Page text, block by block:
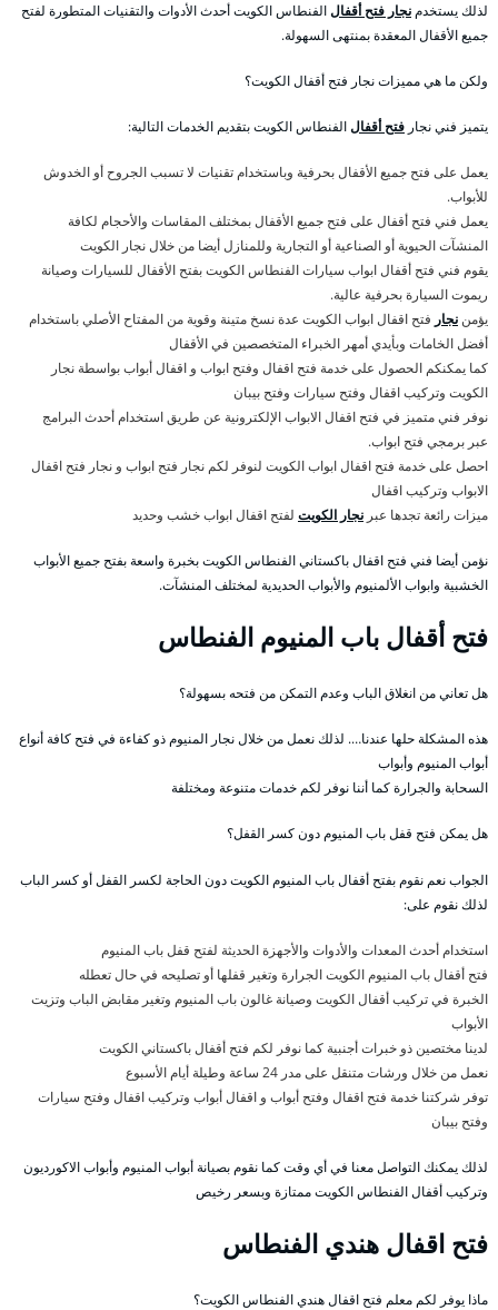
لذلك يستخدم نجار فتح أقفالالفنطاس الكويت أحدث الأدوات والتقنيات المتطورة لفتح
جميع الأقفال المعقدة بمنتهى السهولة.
ولكن ما هي مميزات نجار فتح أقفال الكويت؟
يتميز فني نجار فتح أقفالالفنطاس الكويت بتقديم الخدمات التالية:
يعمل على فتح جميع الأقفال بحرفية وباستخدام تقنيات لا تسبب الجروح أو الخدوش
للأبواب.
يعمل فني فتح أقفال على فتح جميع الأقفال بمختلف المقاسات والأحجام لكافة
المنشآت الحيوية أو الصناعية أو التجارية وللمنازل أيضا من خلال نجار الكويت
يقوم فني فتح أقفال ابواب سيارات الفنطاس الكويت بفتح الأقفال للسيارات وصيانة
ريموت السيارة بحرفية عالية.
يؤمن نجار فتح اقفال ابواب الكويت عدة نسخ متينة وقوية من المفتاح الأصلي باستخدام
أفضل الخامات وبأيدي أمهر الخبراء المتخصصين في الأقفال
كما يمكنكم الحصول على خدمة فتح اقفال وفتح ابواب و اقفال أبواب بواسطة نجار
الكويت وتركيب اقفال وفتح سيارات وفتح بيبان
نوفر فني متميز في فتح اقفال الابواب الإلكترونية عن طريق استخدام أحدث البرامج
عبر برمجي فتح ابواب.
احصل على خدمة فتح اقفال ابواب الكويت لنوفر لكم نجار فتح ابواب و نجار فتح اقفال
الابواب وتركيب اقفال
ميزات رائعة تجدها عبر نجار الكويت لفتح اقفال ابواب خشب وحديد
نؤمن أيضا فني فتح اقفال باكستاني الفنطاس الكويت بخبرة واسعة بفتح جميع الأبواب
الخشبية وابواب الألمنيوم والأبواب الحديدية لمختلف المنشآت.
فتح أقفال باب المنيوم الفنطاس
هل تعاني من انغلاق الباب وعدم التمكن من فتحه بسهولة؟
هذه المشكلة حلها عندنا…. لذلك نعمل من خلال نجار المنيوم ذو كفاءة في فتح كافة أنواع
أبواب المنيوم وأبواب
السحابة والجرارة كما أننا نوفر لكم خدمات متنوعة ومختلفة
هل يمكن فتح قفل باب المنيوم دون كسر القفل؟
الجواب نعم نقوم بفتح أقفال باب المنيوم الكويت دون الحاجة لكسر القفل أو كسر الباب
لذلك نقوم على:
استخدام أحدث المعدات والأدوات والأجهزة الحديثة لفتح قفل باب المنيوم
فتح أقفال باب المنيوم الكويت الجرارة وتغير قفلها أو تصليحه في حال تعطله
الخبرة في تركيب أقفال الكويت وصيانة غالون باب المنيوم وتغير مقابض الباب وتزيت
الأبواب
لدينا مختصين ذو خبرات أجنبية كما نوفر لكم فتح أقفال باكستاني الكويت
نعمل من خلال ورشات متنقل على مدر 24 ساعة وطيلة أيام الأسبوع
توفر شركتنا خدمة فتح اقفال وفتح أبواب و اقفال أبواب وتركيب اقفال وفتح سيارات
وفتح بيبان
لذلك يمكنك التواصل معنا في أي وقت كما نقوم بصيانة أبواب المنيوم وأبواب الاكورديون
وتركيب أقفال الفنطاس الكويت ممتازة وبسعر رخيص
فتح اقفال هندي الفنطاس
ماذا يوفر لكم معلم فتح اقفال هندي الفنطاس الكويت؟